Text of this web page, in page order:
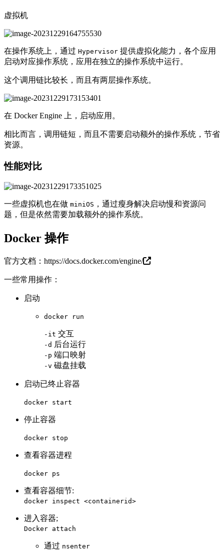
虚拟机
在操作系统上，通过 Hypervisor 提供虚拟化能力，各个应用
启动对应操作系统，应用在独立的操作系统中运行。
这个调用链比较长，而且有两层操作系统。
在 Docker Engine 上，启动应用。
相比而言，调用链短，而且不需要启动额外的操作系统，节省
资源。
性能对比
一些虚拟机也在做 miniOS ，通过瘦身解决启动慢和资源问
题，但是依然需要加载额外的操作系统。
Docker 操作
官方文档： https://docs.docker.com/engine/
一些常用操作：
启动
docker run
-it 交互
-d 后台运行
-p 端口映射
-v 磁盘挂载
启动已终止容器
docker start
停止容器
docker stop
查看容器进程
docker ps
查看容器细节:
docker inspect <containerid>
进入容器;
Docker attach
通过 nsenter